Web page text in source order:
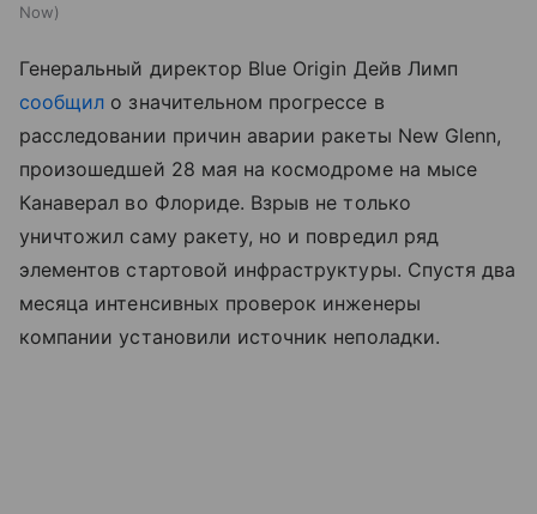
Now
Генеральный директор Blue Origin Дейв Лимп
сообщил о значительном прогрессе в
расследовании причин аварии ракеты New Glenn,
произошедшей 28 мая на космодроме на мысе
Канаверал во Флориде. Взрыв не только
уничтожил саму ракету, но и повредил ряд
элементов стартовой инфраструктуры. Спустя два
месяца интенсивных проверок инженеры
компании установили источник неполадки.